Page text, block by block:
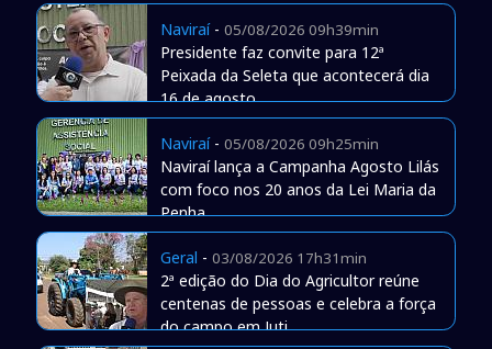
Naviraí- 05/08/2026 09h39min
Presidente faz convite para 12ª
Peixada da Seleta que acontecerá dia
16 de agosto
Naviraí- 05/08/2026 09h25min
Naviraí lança a Campanha Agosto Lilás
com foco nos 20 anos da Lei Maria da
Penha
Geral - 03/08/2026 17h31min
2ª edição do Dia do Agricultor reúne
centenas de pessoas e celebra a força
do campo em Juti